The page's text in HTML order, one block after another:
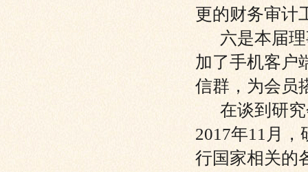
更的财务审计
六是本届理
加了手机客户
信群，为会员
在谈到研究
2017年11月
行国家相关的